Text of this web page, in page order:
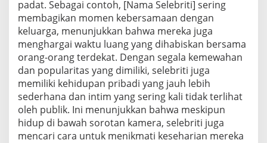
padat. Sebagai contoh, [Nama Selebriti] sering
membagikan momen kebersamaan dengan
keluarga, menunjukkan bahwa mereka juga
menghargai waktu luang yang dihabiskan bersama
orang-orang terdekat. Dengan segala kemewahan
dan popularitas yang dimiliki, selebriti juga
memiliki kehidupan pribadi yang jauh lebih
sederhana dan intim yang sering kali tidak terlihat
oleh publik. Ini menunjukkan bahwa meskipun
hidup di bawah sorotan kamera, selebriti juga
mencari cara untuk menikmati keseharian mereka